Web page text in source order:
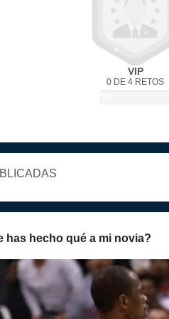
VIP
0 DE 4 RETOS
has hecho qué a mi novia?